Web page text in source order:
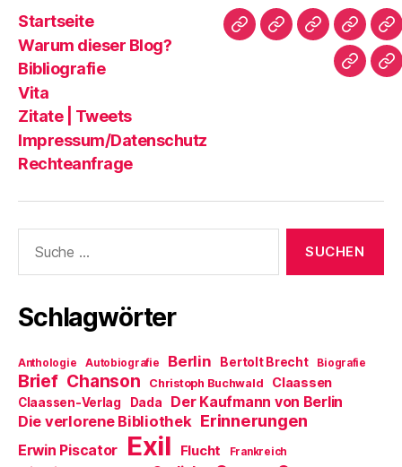
Startseite
Warum dieser Blog?
Bibliografie
Vita
Zitate | Tweets
Impressum/Datenschutz
Rechteanfrage
Startseite
WarumBibliografie
Vita
|
nach:
Schlagwörter
Anthologie Autobiografie Berlin Bertolt Brecht Biografie
Brief Chanson Christoph Buchwald Claassen
Claassen-Verlag Dada Der Kaufmann von Berlin
Die verlorene Bibliothek Erinnerungen
Erwin Piscator Exil Flucht Frankreich